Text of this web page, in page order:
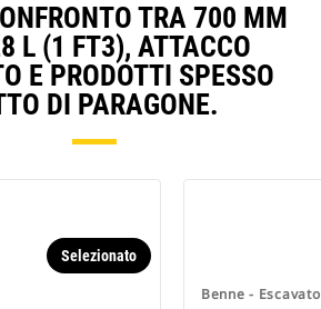
TRA 700 MM
L (1 FT3), ATTACCO
E PRODOTTI SPESSO
DI PARAGONE.
Selezionato
Benne -